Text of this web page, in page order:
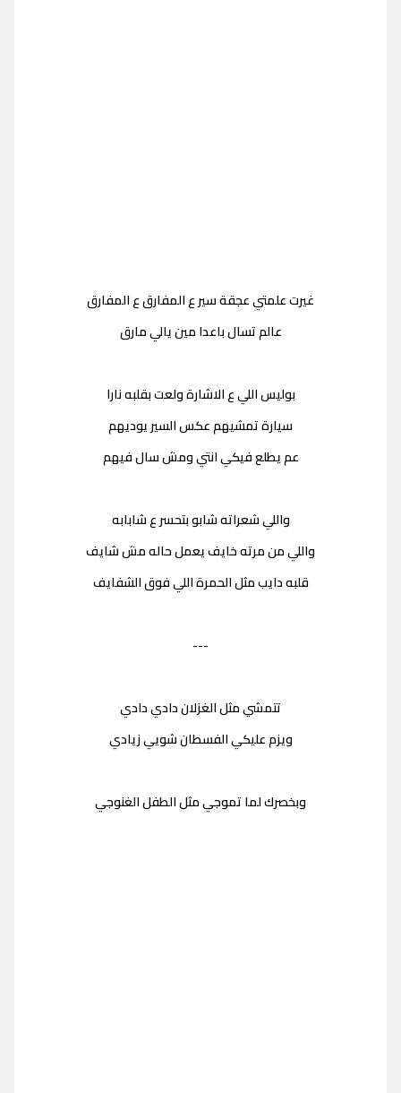
غيرت علمتي عجقة سير ع المفارق ع المفارق
عالم تسال باعدا مين يالي مارق
بوليس اللي ع الاشارة ولعت بقلبه نارا
سيارة تمشيهم عكس السير يوديهم
عم يطلع فيكي انتي ومش سال فيهم
واللي شعراته شابو بتحسر ع شابابه
واللي من مرته خايف يعمل حاله مش شايف
قلبه دايب مثل الحمرة اللي فوق الشفايف
---
تتمشي مثل الغزلان دادي دادي
ويزم عليكي الفسطان شويي زيادي
وبخصرك لما تموجي مثل الطفل الغنوجي